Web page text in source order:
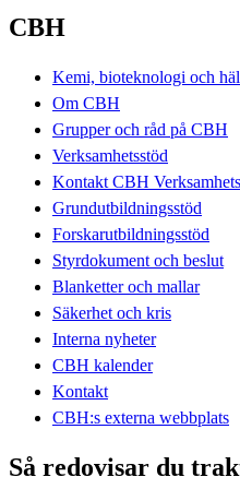
CBH
Kemi, bioteknologi och
Om CBH
Grupper och råd på CBH
Verksamhetsstöd
Kontakt CBH
Grundutbildningsstöd
Forskarutbildningsstöd
Styrdokument och beslut
Blanketter och mallar
Säkerhet och kris
Interna nyheter
CBH kalender
Kontakt
CBH:s externa webbplats
Så redovisar du